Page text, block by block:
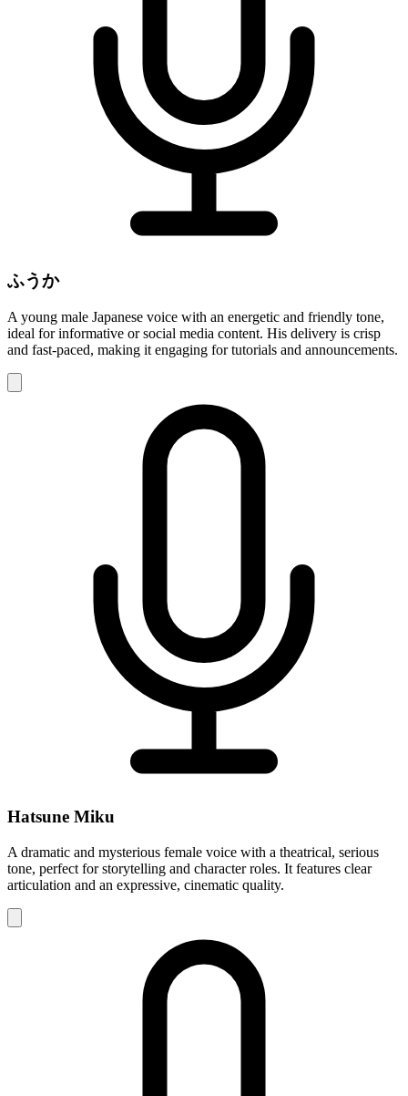
ふうか
A young male Japanese voice with an energetic and friendly tone,
ideal for informative or social media content. His delivery is crisp
and fast-paced, making it engaging for tutorials and announcements.
Hatsune Miku
A dramatic and mysterious female voice with a theatrical, serious
tone, perfect for storytelling and character roles. It features clear
articulation and an expressive, cinematic quality.